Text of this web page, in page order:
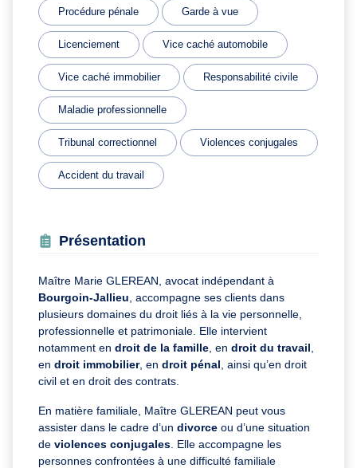
Procédure pénale Garde à vue
Licenciement Vice caché automobile
Vice caché immobilier Responsabilité civile
Maladie professionnelle
Tribunal correctionnel Violences conjugales
Accident du travail
Présentation
Maître Marie GLEREAN, avocat indépendant à
Bourgoin-Jallieu , accompagne ses clients dans
plusieurs domaines du droit liés à la vie personnelle,
professionnelle et patrimoniale. Elle intervient
notamment en droit de la famille , en droit du travail
en droit immobilier, en droit pénal , ainsi qu’en droit
civil et en droit des contrats.
En matière familiale, Maître GLEREAN peut vous
assister dans le cadre d’un divorce ou d’une situation
de violences conjugales . Elle accompagne les
personnes confrontées à une difficulté familiale